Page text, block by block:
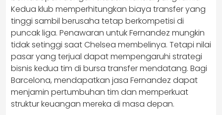
Kedua klub memperhitungkan biaya transfer yang
tinggi sambil berusaha tetap berkompetisi di
puncak liga. Penawaran untuk Fernandez mungkin
tidak setinggi saat Chelsea membelinya. Tetapi nilai
pasar yang terjual dapat mempengaruhi strategi
bisnis kedua tim di bursa transfer mendatang. Bagi
Barcelona, mendapatkan jasa Fernandez dapat
menjamin pertumbuhan tim dan memperkuat
struktur keuangan mereka di masa depan.